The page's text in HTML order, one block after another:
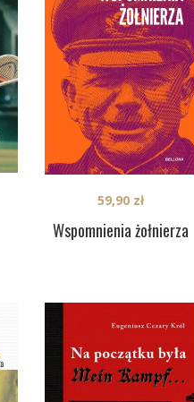
Wspomnienia żołnierza
59,90 zł